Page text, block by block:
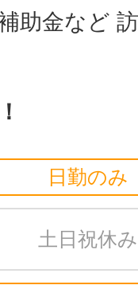
助金など
日勤のみ
土日祝休み